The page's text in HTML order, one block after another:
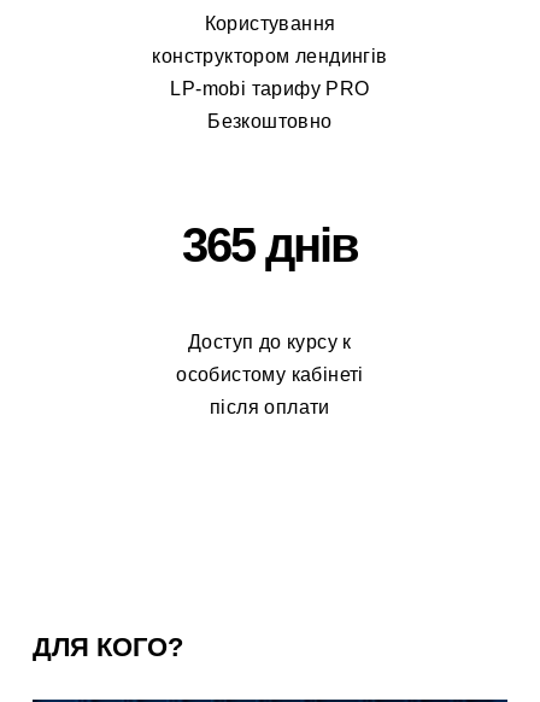
Користування
конструктором лендингів
LP-mobi тарифу PRO
Безкоштовно
365 днів
Доступ до курсу к
особистому кабінеті
після оплати
ДЛЯ КОГО?